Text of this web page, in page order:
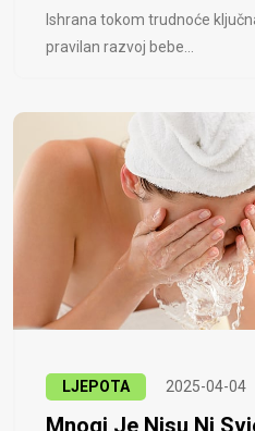
Ishrana tokom trudnoće
pravilan razvoj bebe...
LJEPOTA 2025-04-04